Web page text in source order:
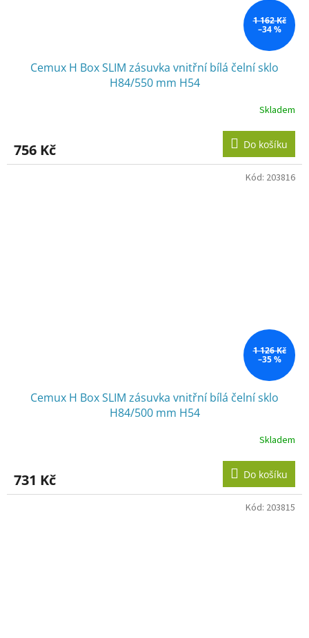
1 162 Kč
–34 %
Cemux H Box SLIM zásuvka vnitřní bílá čelní sklo
H84/550 mm H54
Skladem
756 Kč Do košíku
1 126 Kč
–35 %
Cemux H Box SLIM zásuvka vnitřní bílá čelní sklo
H84/500 mm H54
Skladem
731 Kč Do košíku
Kód: 203816
Kód: 203815